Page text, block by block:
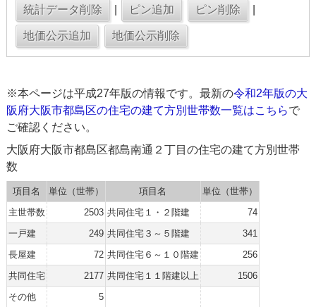
※本ページは平成27年版の情報です。最新の令和2年版の大
阪府大阪市都島区の住宅の建て方別世帯数一覧はこちらで
ご確認ください。
大阪府大阪市都島区都島南通２丁目の住宅の建て方別世帯
数
項目名 単位（世帯） 項目名
単位（世帯）
主世帯数
2503 共同住宅１・２階建
74
一戸建
249 共同住宅３～５階建
341
長屋建
72 共同住宅６～１０階建
256
共同住宅
2177 共同住宅１１階建以上
1506
その他
5